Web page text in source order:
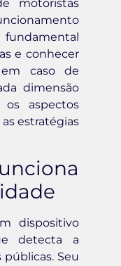
motoristas
e conhecer
caso de
dimensão
aspectos
estratégias
dispositivo
detecta a
Seu